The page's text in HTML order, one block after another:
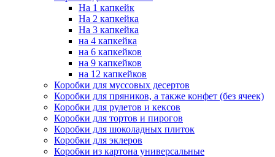
На 1 капкейк
На 2 капкейка
На 3 капкейка
на 4 капкейка
на 6 капкейков
на 9 капкейков
на 12 капкейков
Коробки для муссовых десертов
Коробки для пряников, а также конфет (без ячеек)
Коробки для рулетов и кексов
Коробки для тортов и пирогов
Коробки для шоколадных плиток
Коробки для эклеров
Коробки из картона универсальные